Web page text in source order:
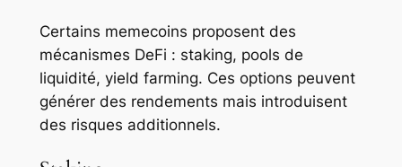
Certains memecoins proposent des
mécanismes DeFi : staking, pools de
liquidité, yield farming. Ces options peuvent
générer des rendements mais introduisent
des risques additionnels.